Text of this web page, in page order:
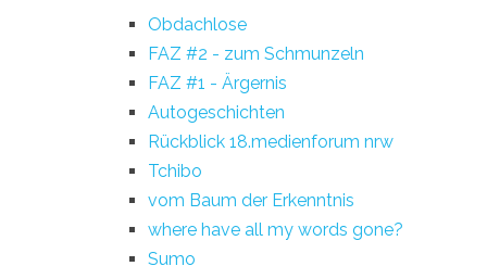
Obdachlose
FAZ #2 - zum Schmunzeln
FAZ #1 - Ärgernis
Autogeschichten
Rückblick 18.medienforum nrw
Tchibo
vom Baum der Erkenntnis
where have all my words gone?
Sumo